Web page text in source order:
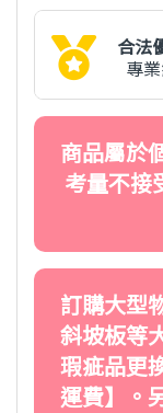
合法
專
商品屬於
考量不接
訂購大型
斜坡板等
瑕疵品更
運費】。